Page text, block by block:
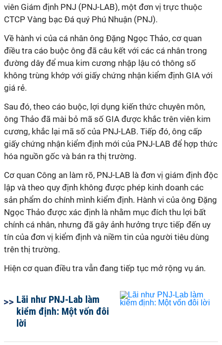
viên Giám định PNJ (PNJ-LAB), một đơn vị trực thuộc
CTCP Vàng bạc Đá quý Phú Nhuận (PNJ).
Về hành vi của cá nhân ông Đặng Ngọc Thảo, cơ quan
điều tra cáo buộc ông đã câu kết với các cá nhân trong
đường dây để mua kim cương nhập lậu có thông số
không trùng khớp với giấy chứng nhận kiểm định GIA với
giá rẻ.
Sau đó, theo cáo buộc, lợi dụng kiến thức chuyên môn,
ông Thảo đã mài bỏ mã số GIA được khắc trên viên kim
cương, khắc lại mã số của PNJ-LAB. Tiếp đó, ông cấp
giấy chứng nhận kiểm định mới của PNJ-LAB để hợp thức
hóa nguồn gốc và bán ra thị trường.
Cơ quan Công an làm rõ, PNJ-LAB là đơn vị giám định độc
lập và theo quy định không được phép kinh doanh các
sản phẩm do chính mình kiểm định. Hành vi của ông Đặng
Ngọc Thảo được xác định là nhằm mục đích thu lợi bất
chính cá nhân, nhưng đã gây ảnh hưởng trực tiếp đến uy
tín của đơn vị kiểm định và niềm tin của người tiêu dùng
trên thị trường.
Hiện cơ quan điều tra vẫn đang tiếp tục mở rộng vụ án.
Lãi như PNJ-Lab làm
kiểm định: Một vốn đôi
lời